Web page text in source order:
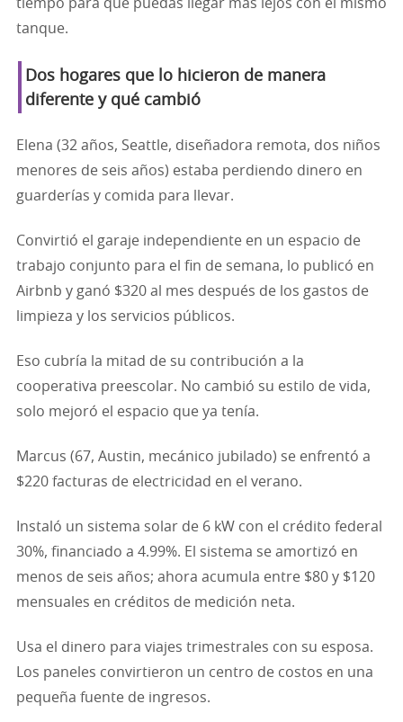
tiempo para que puedas llegar más lejos con el mismo
tanque.
Dos hogares que lo hicieron de manera
diferente y qué cambió
Elena (32 años, Seattle, diseñadora remota, dos niños
menores de seis años) estaba perdiendo dinero en
guarderías y comida para llevar.
Convirtió el garaje independiente en un espacio de
trabajo conjunto para el fin de semana, lo publicó en
Airbnb y ganó $320 al mes después de los gastos de
limpieza y los servicios públicos.
Eso cubría la mitad de su contribución a la
cooperativa preescolar. No cambió su estilo de vida,
solo mejoró el espacio que ya tenía.
Marcus (67, Austin, mecánico jubilado) se enfrentó a
$220 facturas de electricidad en el verano.
Instaló un sistema solar de 6 kW con el crédito federal
30%, financiado a 4.99%. El sistema se amortizó en
menos de seis años; ahora acumula entre $80 y $120
mensuales en créditos de medición neta.
Usa el dinero para viajes trimestrales con su esposa.
Los paneles convirtieron un centro de costos en una
pequeña fuente de ingresos.